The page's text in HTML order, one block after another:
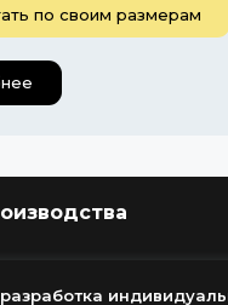
по своим размерам